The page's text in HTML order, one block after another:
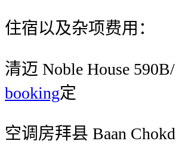
住宿以及杂项费用：
清迈 Noble House
booking定
空调房拜县 Baan